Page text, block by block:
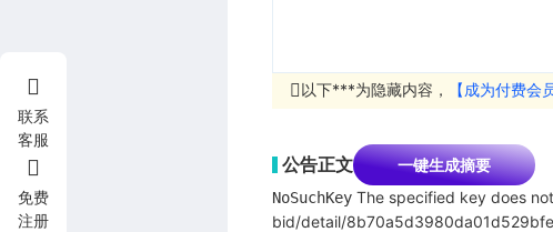
以下***为隐藏内容， 【成为付费会
公告正文 一键生成摘要
NoSuchKey The specified key does
bid/detail/
联系
客服
免费
注册